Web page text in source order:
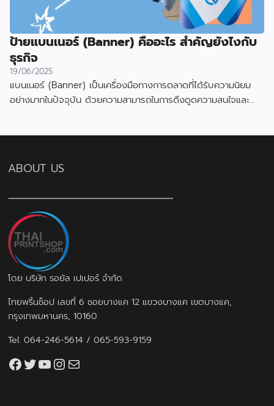
ป้ายแบนเนอร์ (Banner) คืออะไร สำคัญยังไงกับ
ธุรกิจ
19/06/2025
แบนเนอร์ (Banner) เป็นเครื่องมือทางการตลาดที่ได้รับความนิยม
อย่างมากในปัจจุบัน ด้วยความสามารถในการดึงดูดความสนใจและ
ABOUT US
โดย บริษัท รอยัล เปเปอร์ จำกัด
ไทยพริ้นช็อป เลขที่ 6 ซอยบางแค 12 แขวงบางแค เขตบางแค,
กรุงเทพมหานคร, 10160
Tel.064-246-5614 /065-593-9159
Facebook
Twitter
YouTube
Instagram
thaiprintshop.aw@gmail.com